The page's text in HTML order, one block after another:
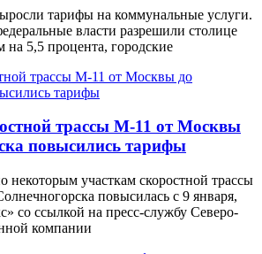
тарифы на коммунальные услуги.
власти разрешили столице
на 5,5 процента, городские
трассы М-11 от Москвы
повысились тарифы
некоторым участкам скоростной трассы
повысилась с 9 января,
со ссылкой на пресс-службу Северо-
компании